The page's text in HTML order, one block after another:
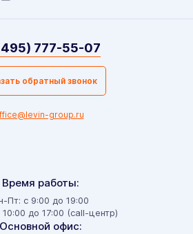
Время работы:
Пт: с 9:00 до 19:00
до 17:00 (call-центр)
Основной офис:
777-55-07
обратный звонок
group.ru